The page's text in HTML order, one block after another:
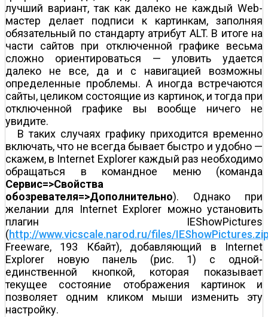
лучший вариант, так как далеко не каждый Web-
мастер делает подписи к картинкам, заполняя
обязательный по стандарту атрибут ALT. В итоге на
части сайтов при отключенной графике весьма
сложно ориентироваться — уловить удается
далеко не все, да и с навигацией возможны
определенные проблемы. А иногда встречаются
сайты, целиком состоящие из картинок, и тогда при
отключенной графике вы вообще ничего не
увидите.
В таких случаях графику приходится временно
включать, что не всегда бывает быстро и удобно —
скажем, в Internet Explorer каждый раз необходимо
обращаться в командное меню (команда
Сервис=>Свойства
обозревателя=>Дополнительно). Однако при
желании для Internet Explorer можно установить
плагин IEShowPictures
(http://www.vicscale.narod.ru/files/
Freeware, 193 Кбайт), добавляющий в Internet
Explorer новую панель (рис. 1) с одной-
единственной кнопкой, которая показывает
текущее состояние отображения картинок и
позволяет одним кликом мыши изменить эту
настройку.